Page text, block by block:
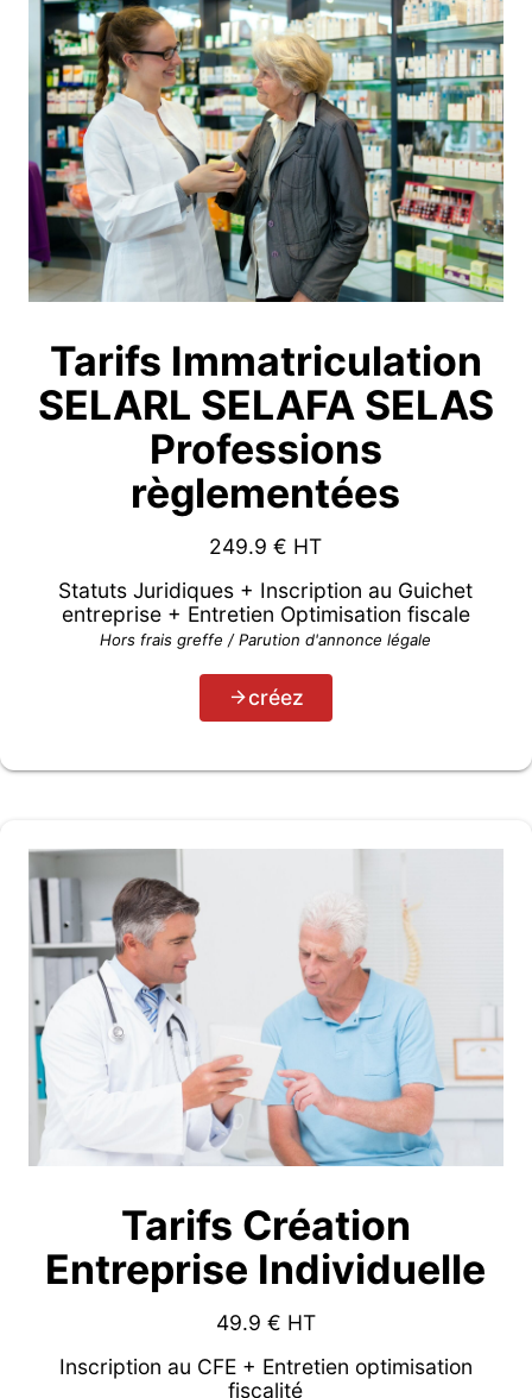
Tarifs Immatriculation
SELARL SELAFA SELAS
Professions
règlementées
249.9 € HT
Statuts Juridiques + Inscription au Guichet
entreprise + Entretien Optimisation fiscale
Hors frais greffe / Parution d'annonce légale
créez
Tarifs Création
Entreprise Individuelle
49.9 € HT
Inscription au CFE + Entretien optimisation
fiscalité